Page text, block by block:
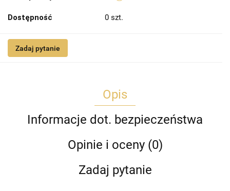
Dostępność 0 szt.
Zadaj pytanie
Opis
Informacje dot. bezpieczeństwa
Opinie i oceny (0)
Zadaj pytanie